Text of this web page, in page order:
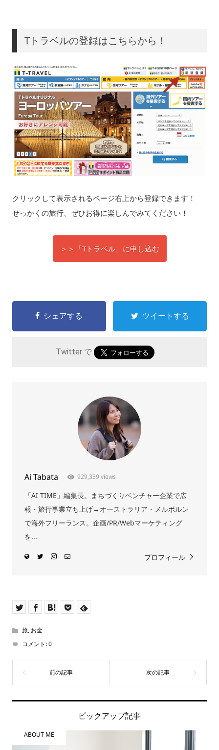
Tトラベルの登録はこちらから！
クリックして表示されるページ右上から登録できます！
せっかくの旅行、ぜひお得に楽しんでみてください！
＞＞「Tトラベル」に申し込む
シェアする ツイートする
Twitter で
Ai Tabata 929,339 views
「AI TIME」編集長。まちづくりベンチャー企業で広
報・旅行事業立ち上げ→オーストラリア・メルボルン
で海外フリーランス。企画/PR/Webマーケティング
を...
プロフィール
旅, お金
コメント:0
ピックアップ記事
ABOUT ME